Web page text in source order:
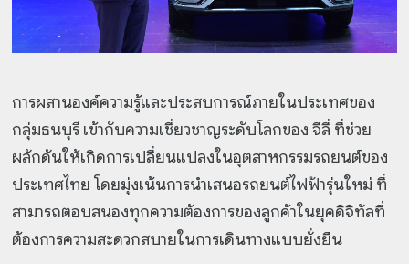
การผสานองค์ความรู้และประสบการณ์ภายในประเทศของ
กลุ่มธนบุรี เข้ากับความเชี่ยวชาญระดับโลกของ จีลี่ ที่ช่วย
ผลักดันให้เกิดการเปลี่ยนแปลงในอุตสาหกรรมรถยนต์ของ
ประเทศไทย โดยมุ่งเน้นการนำเสนอรถยนต์ไฟฟ้ารุ่นใหม่ ที่
สามารถตอบสนองทุกความต้องการของลูกค้าในยุคดิจิทัลที่
ต้องการความสะดวกสบายในการเดินทางแบบยั่งยืน